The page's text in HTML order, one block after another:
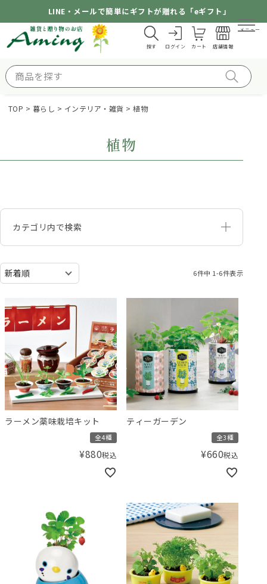
LINE・メールで簡単にギフトが贈れる「eギフト」
探す ログイン カート 店舗情報
メニュー
TOP 暮らし インテリア・雑貨 植物
植物
カテゴリ内で検索
6件中 1-6件表示
ラーメン薬味栽培キット
全4種
¥880税込
ティーガーデン
全3種
¥660税込